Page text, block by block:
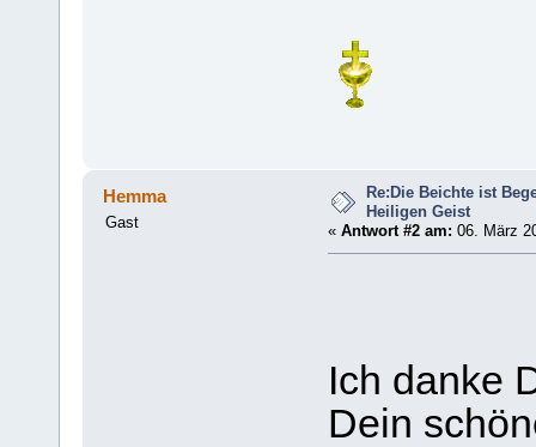
Hemma
Gast
Re:Die Beichte ist
Heiligen Geist
« Antwort #2 am: 06. März
Ich danke
Dein